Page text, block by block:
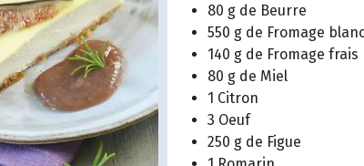
80 g de Beurre
550 g de Fromage blanc
140 g de Fromage frais
80 g de Miel
1 Citron
3 Oeuf
250 g de Figue